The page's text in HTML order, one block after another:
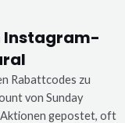
Instagram-
Rabattcodes zu
von Sunday
gepostet, oft